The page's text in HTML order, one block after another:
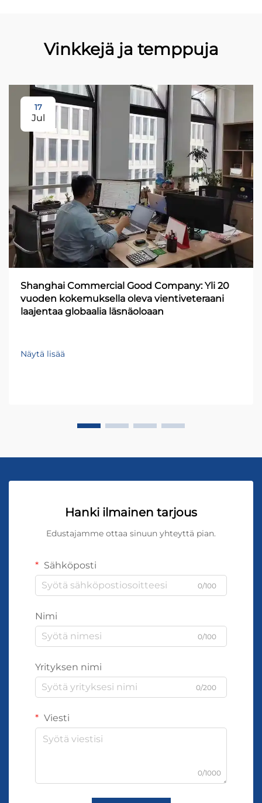
Vinkkejä ja temppuja
17
Jul
Shanghai Commercial Good Company: Yli 20
vuoden kokemuksella oleva vientiveteraani
laajentaa globaalia läsnäoloaan
Näytä lisää
Hanki ilmainen tarjous
Edustajamme ottaa sinuun yhteyttä pian.
Sähköposti
0/100
Nimi
0/100
Yrityksen nimi
0/200
Viesti
0/1000